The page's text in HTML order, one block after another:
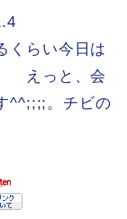
くらい今日は
えっと、会
^^;;;;。チビの